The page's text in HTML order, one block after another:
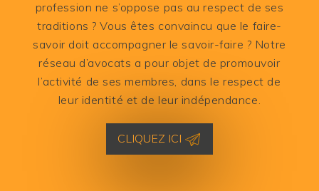
profession ne s’oppose pas au respect de ses
traditions ? Vous êtes convaincu que le faire-
savoir doit accompagner le savoir-faire ? Notre
réseau d’avocats a pour objet de promouvoir
l’activité de ses membres, dans le respect de
leur identité et de leur indépendance.
CLIQUEZ ICI